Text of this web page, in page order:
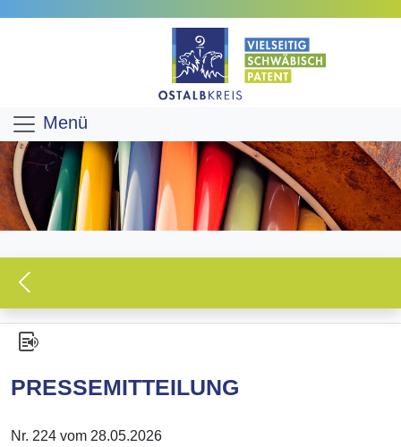
Menü
PRESSEMITTEILUNG
Nr. 224 vom 28.05.2026